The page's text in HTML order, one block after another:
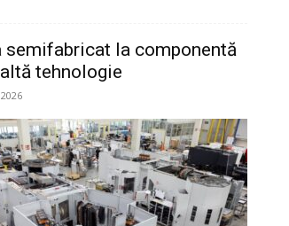
semifabricat la componentă
tehnologie